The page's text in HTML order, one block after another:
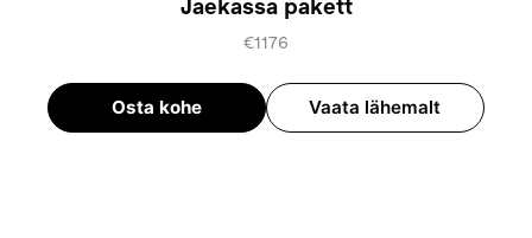
€1176
Osta kohe Vaata lähemalt